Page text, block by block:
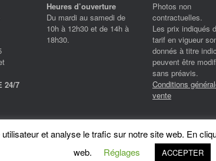
24/7
Heures d’ouverture
Du mardi au samedi de
10h à 12h30 et de 14h à
18h30.
Photos non
contractuelles.
Les prix indiqués
tarif en vigueur
donnés à titre
peuvent être
sans préavis.
Conditions
vente
ASiteOrigin Theme
et analyse le trafic sur notre site web. En
web.
Réglages ACCEPTER